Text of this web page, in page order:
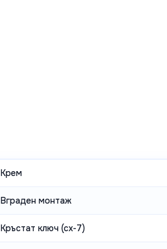
Крем
Вграден монтаж
Кръстат ключ (сх-7)